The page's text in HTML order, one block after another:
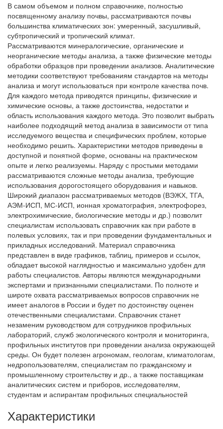
В самом объемом и полном справочнике, полностью
посвященному анализу почвы, рассматриваются почвы
большинства климатических зон: умеренный, засушливый,
субтропический и тропический климат.
Рассматриваются минералогические, органические и
неорганические методы анализа, а также физические методы
обработки образцов при проведении анализов. Аналитические
методики соответствуют требованиям стандартов на методы
анализа и могут использоваться при контроле качества почв.
Для каждого метода приводятся принципы, физические и
химические основы, а также достоинства, недостатки и
область использования каждого метода. Это позволит выбрать
наиболее подходящий метод анализа в зависимости от типа
исследуемого вещества и специфических проблем, которые
необходимо решить. Характеристики методов приведены в
доступной и понятной форме, основаны на практическом
опыте и легко реализуемы. Наряду с простыми методами
рассматриваются сложные методы анализа, требующие
использования дорогостоящего оборудования и навыков.
Широкий диапазон рассматриваемых методов (ВЭЖХ, ТГА,
АЭМ-ИСП, МС-ИСП, ионная хроматография, электрофорез,
электрохимические, биологические методы и др.) позволит
специалистам использовать справочник как при работе в
полевых условиях, так и при проведении фундаментальных и
прикладных исследований. Материал справочника
представлен в виде графиков, таблиц, примеров и ссылок,
обладает высокой наглядностью и максимально удобен для
работы специалистов. Авторы являются международными
экспертами и признанными специалистами. По полноте и
широте охвата рассматриваемых вопросов справочник не
имеет аналогов в России и будет по достоинству оценен
отечественными специалистами. Справочник станет
незаменим руководством для сотрудников профильных
лабораторий, служб экологического контроля и мониторинга,
профильных институтов при проведении анализа окружающей
среды. Он будет полезен агрономам, геологам, климатологам,
недропользователям, специалистам по гражданскому и
промышленному строительству и др., а также поставщикам
аналитических систем и приборов, исследователям,
студентам и аспирантам профильных специальностей
Характеристики